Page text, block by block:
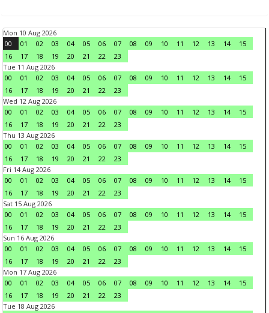
Mon 10 Aug 2026
00
01 02 03 04 05 06 07 08 09 10 11 12 13 14
15
16
17 18 19 20 21 22
23
Tue 11 Aug 2026
00
01 02 03 04 05 06 07 08 09 10 11 12 13 14
15
16
17 18 19 20 21 22
23
Wed 12 Aug 2026
00
01 02 03 04 05 06 07 08 09 10 11 12 13 14
15
16
17 18 19 20 21 22
23
Thu 13 Aug 2026
00
01 02 03 04 05 06 07 08 09 10 11 12 13 14
15
16
17 18 19 20 21 22
23
Fri 14 Aug 2026
00
01 02 03 04 05 06 07 08 09 10 11 12 13 14
15
16
17 18 19 20 21 22
23
Sat 15 Aug 2026
00
01 02 03 04 05 06 07 08 09 10 11 12 13 14
15
16
17 18 19 20 21 22
23
Sun 16 Aug 2026
00
01 02 03 04 05 06 07 08 09 10 11 12 13 14
15
16
17 18 19 20 21 22
23
Mon 17 Aug 2026
00
01 02 03 04 05 06 07 08 09 10 11 12 13 14
15
16
17 18 19 20 21 22
23
Tue 18 Aug 2026